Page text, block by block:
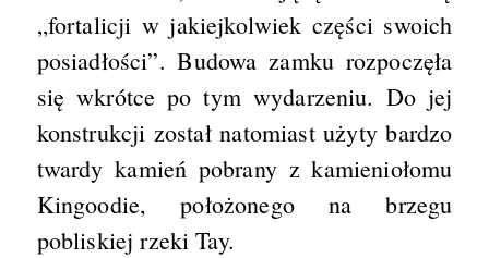
„fortalicji w jakiejkolwiek części swoich
posiadłości”. Budowa zamku rozpoczęła
się wkrótce po tym wydarzeniu. Do jej
konstrukcji został natomiast użyty bardzo
twardy kamień pobrany z kamieniołomu
Kingoodie, położonego na brzegu
pobliskiej rzeki Tay.